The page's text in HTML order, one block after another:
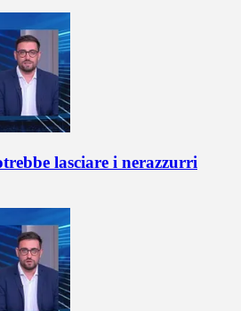
lasciare i nerazzurri